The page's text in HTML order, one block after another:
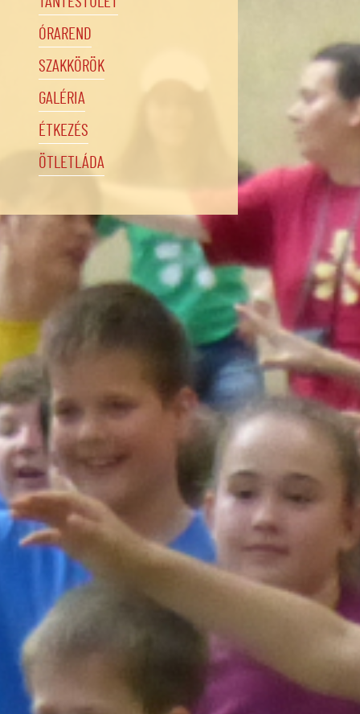
ÓRAREND
SZAKKÖRÖK
GALÉRIA
ÉTKEZÉS
ÖTLETLÁDA